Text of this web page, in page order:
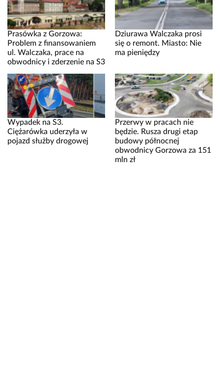
Prasówka z Gorzowa:
Problem z finansowaniem
ul. Walczaka, prace na
obwodnicy i zderzenie na S3
Dziurawa Walczaka prosi
się o remont. Miasto: Nie
ma pieniędzy
Wypadek na S3.
Ciężarówka uderzyła w
pojazd służby drogowej
Przerwy w pracach nie
będzie. Rusza drugi etap
budowy północnej
obwodnicy Gorzowa za 151
mln zł